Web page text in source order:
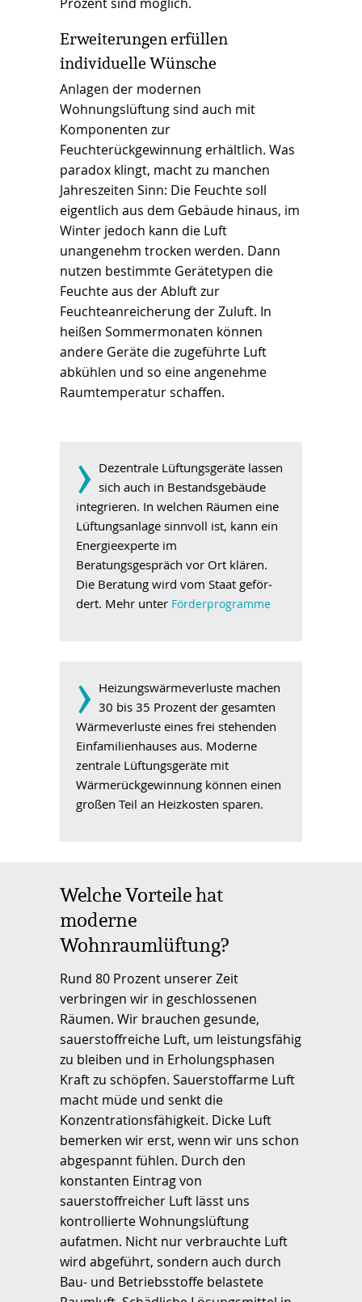
Erweiterungen erfüllen
individuelle Wünsche
Anlagen der modernen
Wohnungslüftung sind auch mit
Komponenten zur
Feuchterückgewinnung erhältlich. Was
paradox klingt, macht zu manchen
Jahreszeiten Sinn: Die Feuchte soll
eigentlich aus dem Gebäude hinaus, im
Winter jedoch kann die Luft
unangenehm trocken werden. Dann
nutzen bestimmte Gerätetypen die
Feuchte aus der Abluft zur
Feuchteanreicherung der Zuluft. In
heißen Sommermonaten können
andere Geräte die zugeführte Luft
abkühlen und so eine angenehme
Raumtemperatur schaffen.
­› Dezentrale Lüftungsgeräte lassen
sich auch in Bestands­gebäude
integrieren. In welchen Räumen eine
Lüftungsanlage sinn­voll ist, kann ein
Energieexperte im
Beratungsgespräch vor Ort klären.
Die Beratung wird vom Staat ge­för­
dert. Mehr unter Förderprogramme
­› Heizungswärmeverluste machen
30 bis 35 Prozent der gesamten
Wärmeverluste eines frei stehenden
Einfamilienhauses aus. Moderne
zentrale Lüftungsgeräte mit
Wärmerückgewinnung können einen
großen Teil an Heizkosten sparen.
Welche Vorteile hat
moderne
Wohnraumlüftung?
Rund 80 Prozent unserer Zeit
verbringen wir in geschlossenen
Räumen. Wir brauchen gesunde,
sauerstoffreiche Luft, um leistungsfähig
zu bleiben und in Erholungsphasen
Kraft zu schöpfen. Sauerstoffarme Luft
macht müde und senkt die
Konzentrationsfähigkeit. Dicke Luft
bemerken wir erst, wenn wir uns schon
abgespannt fühlen. Durch den
konstanten Eintrag von
sauerstoffreicher Luft lässt uns
kontrollierte Wohnungslüftung
aufatmen. Nicht nur verbrauchte Luft
wird abgeführt, sondern auch durch
Bau- und Betriebsstoffe belastete